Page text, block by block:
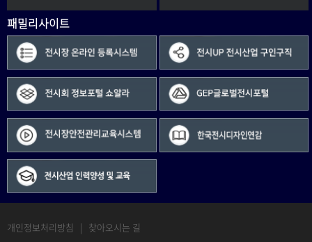
패밀리사이트
개인정보처리방침 | 찾아오시는 길